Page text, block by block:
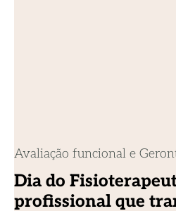
Avaliação funcional e
Dia do
profissional que